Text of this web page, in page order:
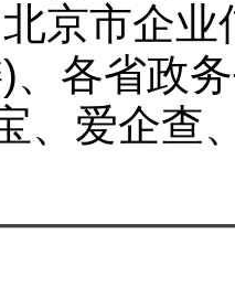
京市企
、各省政
、爱企查